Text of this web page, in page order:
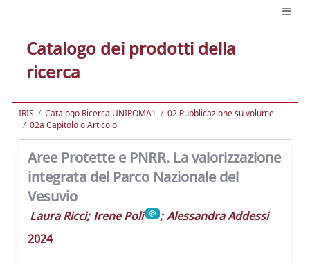
Catalogo dei prodotti della
ricerca
IRIS Catalogo Ricerca UNIROMA1
02 Pubblicazione su volume
02a Capitolo o Articolo
Aree Protette e PNRR. La valorizzazione
integrata del Parco Nazionale del
Vesuvio
Laura Ricci; Irene Poli ; Alessandra Addessi
2024